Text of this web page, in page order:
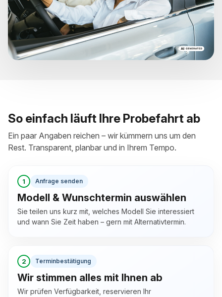
So einfach läuft Ihre Probefahrt ab
Ein paar Angaben reichen – wir kümmern uns um den
Rest. Transparent, planbar und in Ihrem Tempo.
1 Anfrage senden
Modell & Wunschtermin auswählen
Sie teilen uns kurz mit, welches Modell Sie interessiert
und wann Sie Zeit haben – gern mit Alternativtermin.
2 Terminbestätigung
Wir stimmen alles mit Ihnen ab
Wir prüfen Verfügbarkeit, reservieren Ihr